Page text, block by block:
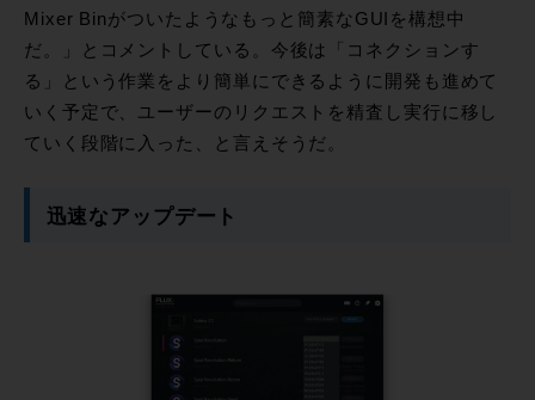
Mixer Binがついたようなもっと簡素なGUIを構想中
だ。」とコメントしている。今後は「コネクションす
る」という作業をより簡単にできるように開発も進めて
いく予定で、ユーザーのリクエストを精査し実行に移し
ていく段階に入った、と言えそうだ。
迅速なアップデート